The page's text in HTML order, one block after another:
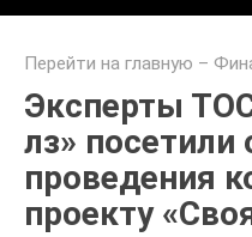
Перейти на главную –
Эксперты
лз» посетили
проведения
проекту